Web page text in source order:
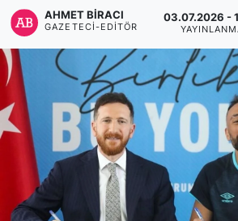
AHMET BIRACI
GAZETECI-EDITÖR
03.07.2026 -
MAGAZİN
SAĞLIK
Siyaset
YEREL HABER
Haberde insan
Son Dakika Haberleri
Haber Arşivi